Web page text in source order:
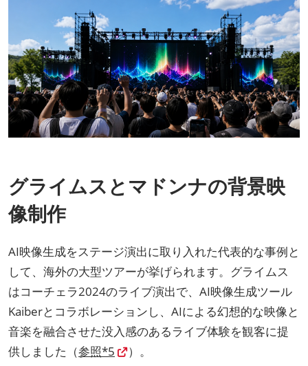
グライムスとマドンナの背景映
像制作
AI映像生成をステージ演出に取り入れた代表的な事例と
して、海外の大型ツアーが挙げられます。グライムス
はコーチェラ2024のライブ演出で、AI映像生成ツール
Kaiberとコラボレーションし、AIによる幻想的な映像と
音楽を融合させた没入感のあるライブ体験を観客に提
供しました（参照*5 ）。